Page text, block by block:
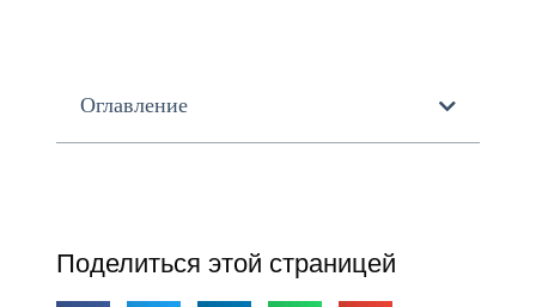
Оглавление
Поделиться этой страницей